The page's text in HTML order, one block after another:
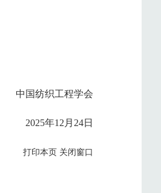
中国纺织工程学会
2025年12月24日
打印本页 关闭窗口